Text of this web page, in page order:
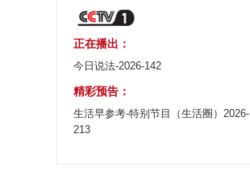
正在播出：
今日说法-2026-142
精彩预告：
生活早参考-特别节目（生活圈）2026-
213